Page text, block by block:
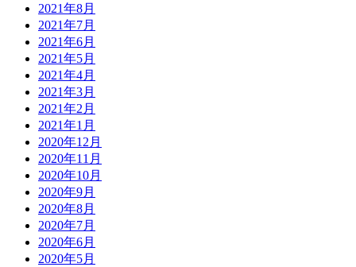
2021年8月
2021年7月
2021年6月
2021年5月
2021年4月
2021年3月
2021年2月
2021年1月
2020年12月
2020年11月
2020年10月
2020年9月
2020年8月
2020年7月
2020年6月
2020年5月